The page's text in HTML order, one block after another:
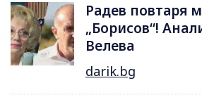
Радев повтаря
„Борисов“!
Велева
darik.bg